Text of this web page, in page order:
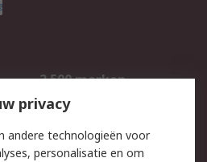
2.500 merken
Inkoopoplossingen
privacy
andere technologieën voor
personalisatie en om